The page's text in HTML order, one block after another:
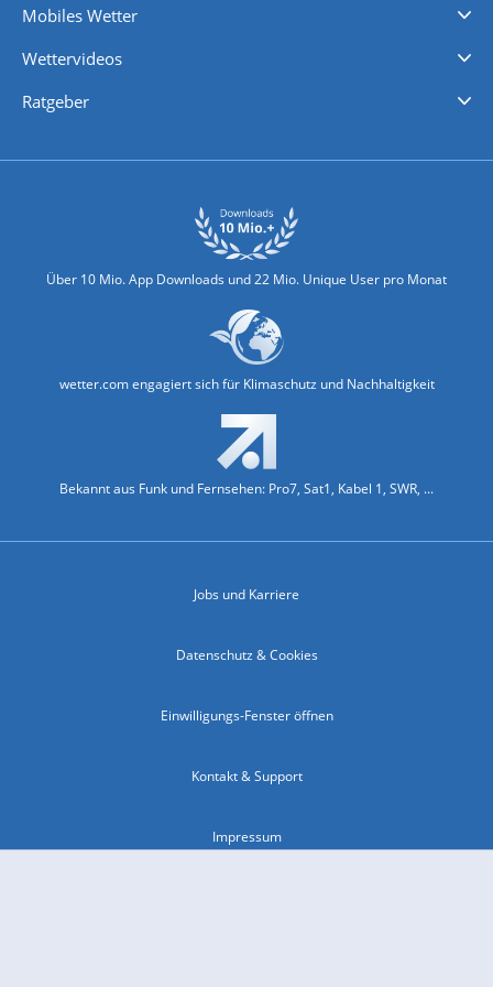
Mobiles Wetter
Wettervideos
Ratgeber
Über 10 Mio. App Downloads und 22 Mio. Unique User pro Monat
wetter.com engagiert sich für Klimaschutz und Nachhaltigkeit
Bekannt aus Funk und Fernsehen: Pro7, Sat1, Kabel 1, SWR, ...
Jobs und Karriere
Datenschutz & Cookies
Einwilligungs-Fenster öffnen
Kontakt & Support
Impressum